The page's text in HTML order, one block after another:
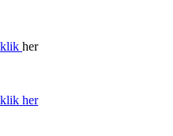
klik her
klik her